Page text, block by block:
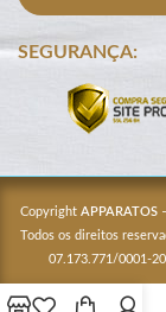
SEGURANÇA:
Copyright APPARATOS
Todos os direitos
07.173.771/0001-